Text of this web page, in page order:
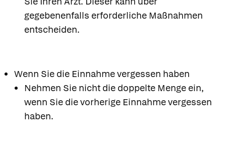
gegebenenfalls erforderliche Maßnahmen
entscheiden.
Wenn Sie die Einnahme vergessen haben
Nehmen Sie nicht die doppelte Menge ein,
wenn Sie die vorherige Einnahme vergessen
haben.